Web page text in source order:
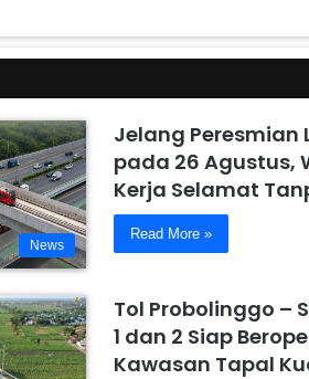
News
Jelang Peresmian
pada 26 Agustus,
Kerja Selamat
Read More »
Tol Probolinggo –
1 dan 2 Siap
Kawasan Tapal